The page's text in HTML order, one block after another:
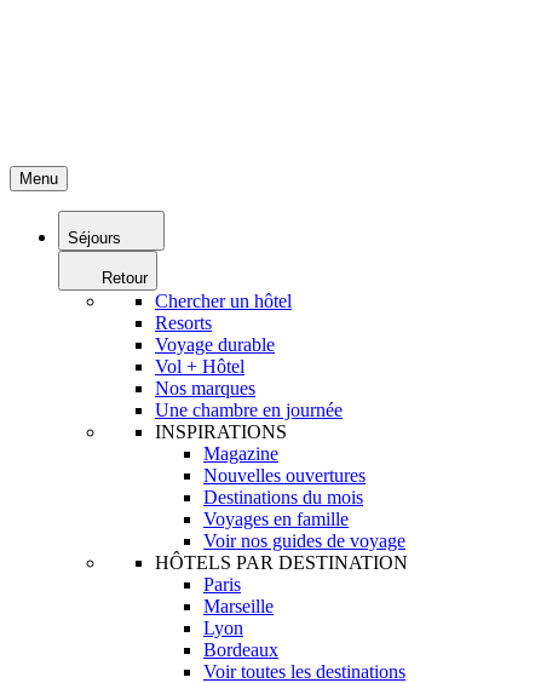
Menu
Séjours
Retour
Chercher un hôtel
Resorts
Voyage durable
Vol + Hôtel
Nos marques
Une chambre en journée
INSPIRATIONS
Magazine
Nouvelles ouvertures
Destinations du mois
Voyages en famille
Voir nos guides de voyage
HÔTELS PAR DESTINATION
Paris
Marseille
Lyon
Bordeaux
Voir toutes les destinations